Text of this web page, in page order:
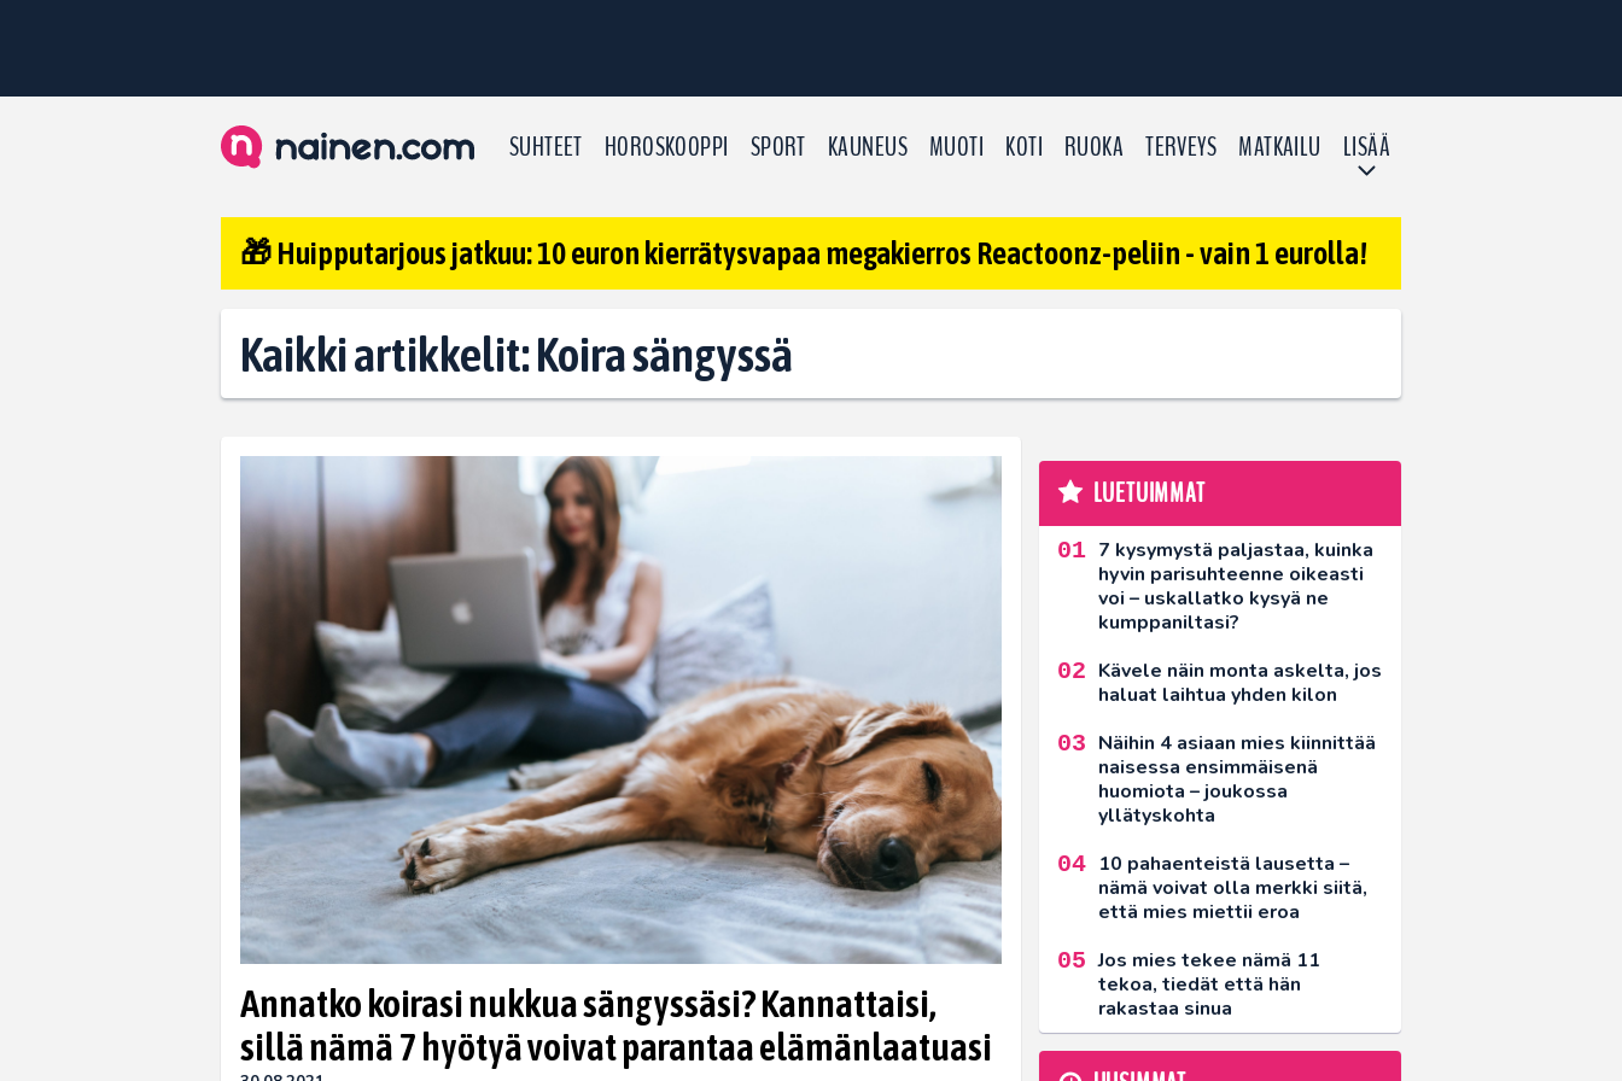
SUHTEET HOROSKOOPPI SPORT KAUNEUS MUOTI KOTI RUOKA TERVEYS MATKAILU LISÄÄ
🎁 Huipputarjous jatkuu: 10 euron kierrätysvapaa megakierros Reactoonz-peliin - vain 1 eurolla!
Kaikki artikkelit: Koira sängyssä
Annatko koirasi nukkua sängyssäsi? Kannattaisi,
sillä nämä 7 hyötyä voivat parantaa elämänlaatuasi
LUETUIMMAT
7 kysymystä paljastaa, kuinka
hyvin parisuhteenne oikeasti
voi – uskallatko kysyä ne
kumppaniltasi?
Kävele näin monta askelta, jos
haluat laihtua yhden kilon
Näihin 4 asiaan mies kiinnittää
naisessa ensimmäisenä
huomiota – joukossa
yllätyskohta
10 pahaenteistä lausetta –
nämä voivat olla merkki siitä,
että mies miettii eroa
Jos mies tekee nämä 11
tekoa, tiedät että hän
rakastaa sinua